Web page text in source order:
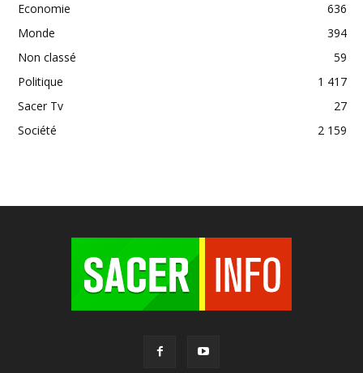
Economie
636
Monde
394
Non classé
59
Politique
1 417
Sacer Tv
27
Société
2 159